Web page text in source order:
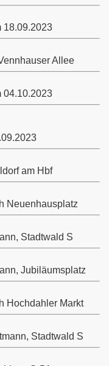
18.09.2023
Allee
04.10.2023
am Hbf
Neuenhausplatz
Stadtwald S
Jubiläumsplatz
Hochdahler Markt
Stadtwald S